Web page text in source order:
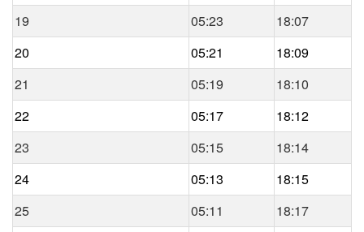
19
05:23
18:07
20
05:21
18:09
21
05:19
18:10
22
05:17
18:12
23
05:15
18:14
24
05:13
18:15
25
05:11
18:17